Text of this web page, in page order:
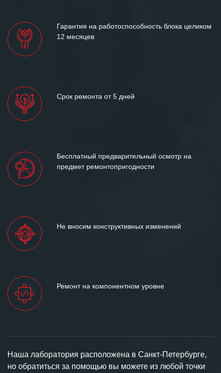
Гарантия на работоспособность блока целиком
12 месяцев
Срок ремонта от 5 дней
Бесплатный предварительный осмотр на
предмет ремонтопригодности
Не вносим конструктивных изменений
Ремонт на компонентном уровне
Наша лаборатория расположена в Санкт-Петербурге,
но обратиться за помощью вы можете из любой точки